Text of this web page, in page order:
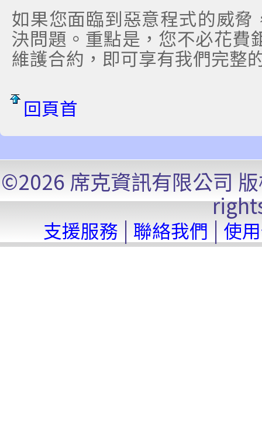
如果您面臨到惡意程式的威
決問題。重點是，您不必花費
維護合約，即可享有我們完整
回頁首
©2026 席克資訊有限公司
支援服務 | 聯絡我們 | 使